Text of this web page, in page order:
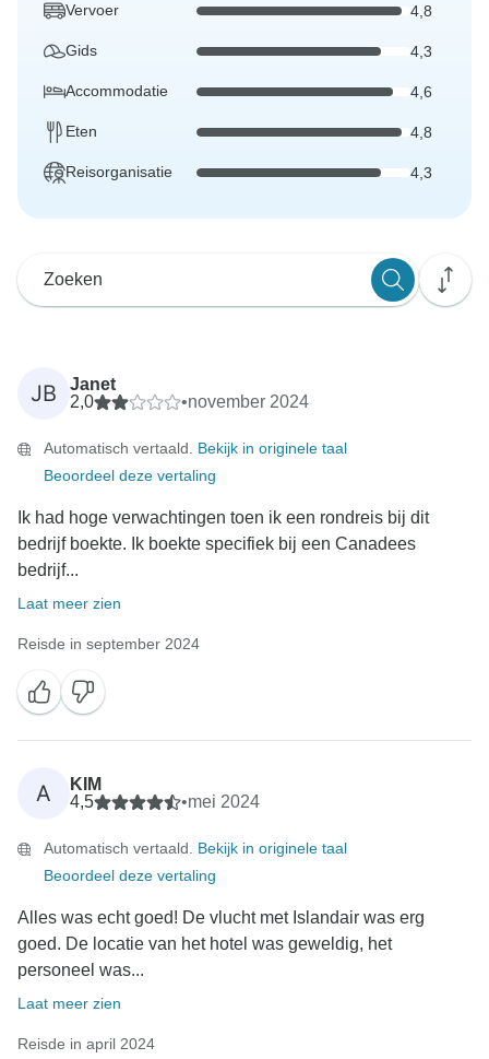
Vervoer 4,8
Gids 4,3
Accommodatie 4,6
Eten 4,8
Reisorganisatie 4,3
JB
Janet
2,0
•november 2024
Automatisch vertaald. Bekijk in originele taal
Beoordeel deze vertaling
Ik had hoge verwachtingen toen ik een rondreis bij dit
bedrijf boekte. Ik boekte specifiek bij een Canadees
bedrijf...
Laat meer zien
Reisde in september 2024
A
KIM
4,5
•mei 2024
Automatisch vertaald. Bekijk in originele taal
Beoordeel deze vertaling
Alles was echt goed! De vlucht met Islandair was erg
goed. De locatie van het hotel was geweldig, het
personeel was...
Laat meer zien
Reisde in april 2024